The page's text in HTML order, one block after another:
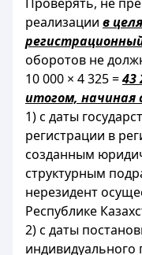
реализации в
оборотов не
10 000 × 4 325 =43
итогом, начиная
1) с даты
регистрации в
созданным
структурным
нерезидент
Республике
2) с даты